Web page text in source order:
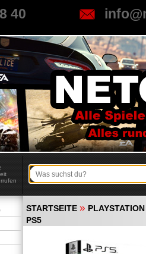
40
STARTSEITE »
PS5